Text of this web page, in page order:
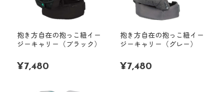
抱き方自在の抱っこ紐イー
ジーキャリー（ブラック）
¥7,480
抱き方自在の抱っこ紐イー
ジーキャリー（グレー）
¥7,480